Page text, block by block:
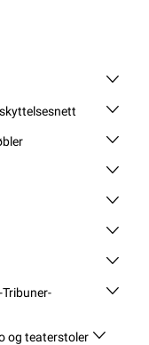
og teaterstoler